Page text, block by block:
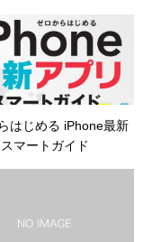
井上円了哲学塾の第
カフェ＠神保町」の世
ごテツ」のオンライン
。趣味は考えること。
はじめる iPhone最新
マートガイド